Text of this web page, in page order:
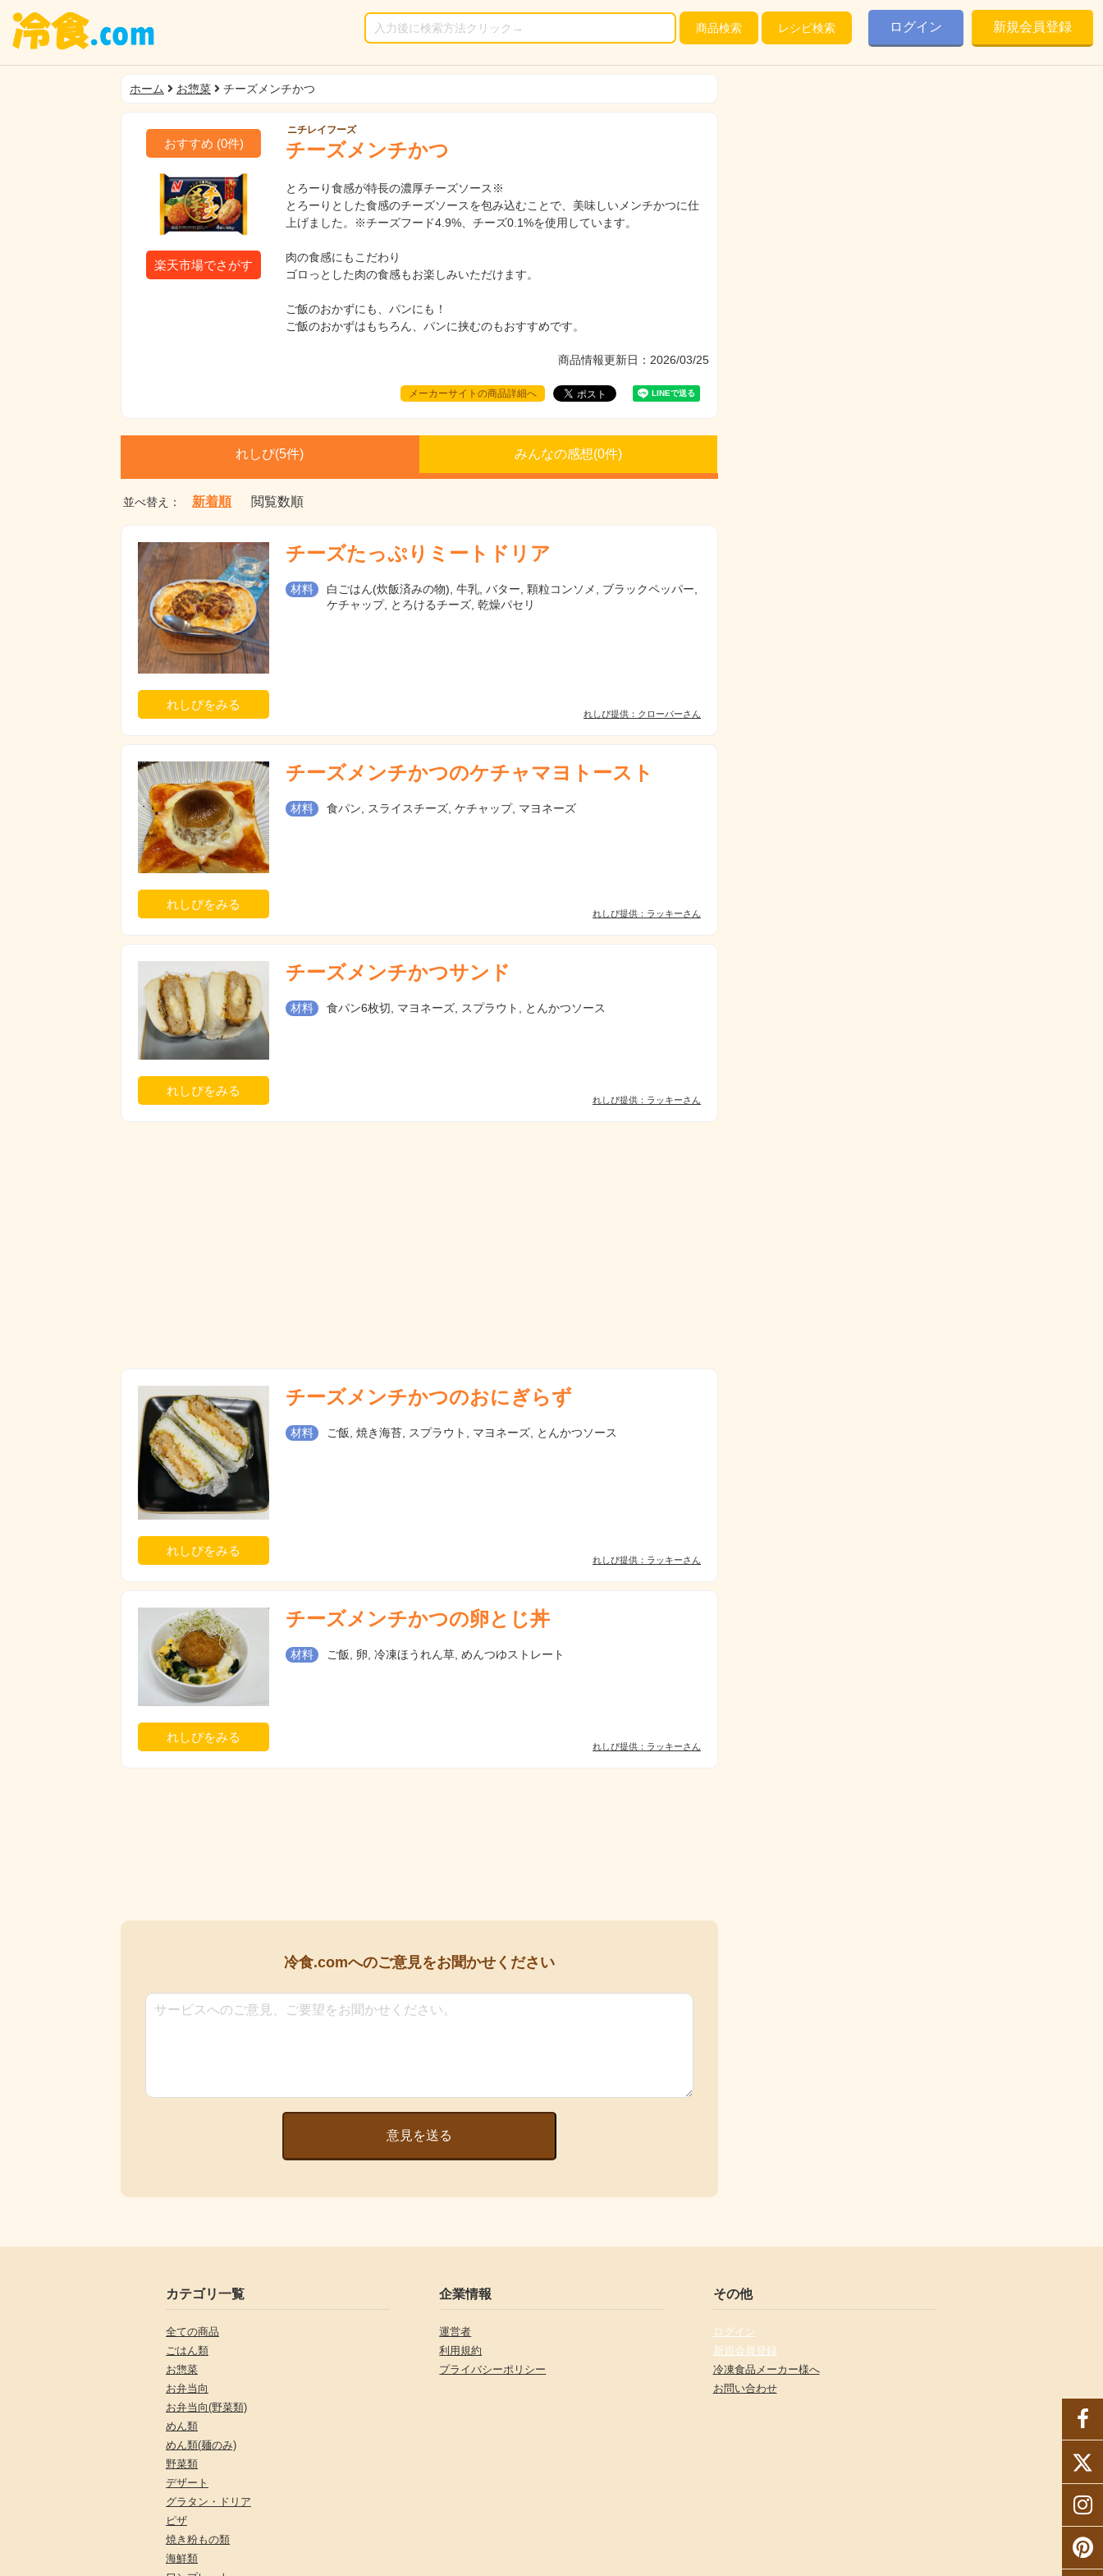
商品検索 レシピ検索 ログイン 新規会員登録
ホーム お惣菜 チーズメンチかつ
おすすめ (0件)
楽天市場でさがす
ニチレイフーズ
チーズメンチかつ
とろーり食感が特長の濃厚チーズソース※
とろーりとした食感のチーズソースを包み込むことで、美味しいメンチかつに仕
上げました。※チーズフード4.9%、チーズ0.1%を使用しています。
肉の食感にもこだわり
ゴロっとした肉の食感もお楽しみいただけます。
ご飯のおかずにも、パンにも！
ご飯のおかずはもちろん、パンに挟むのもおすすめです。
商品情報更新日：2026/03/25
メーカーサイトの商品詳細へ
れしぴ(5件) みんなの感想(0件)
並べ替え： 新着順 閲覧数順
れしぴをみる
チーズたっぷりミートドリア
材料
白ごはん(炊飯済みの物), 牛乳, バター, 顆粒コンソメ, ブラックペッパー,
ケチャップ, とろけるチーズ, 乾燥パセリ
れしぴ提供：クローバーさん
れしぴをみる
チーズメンチかつのケチャマヨトースト
材料 食パン, スライスチーズ, ケチャップ, マヨネーズ
れしぴ提供：ラッキーさん
れしぴをみる
チーズメンチかつサンド
材料 食パン6枚切, マヨネーズ, スプラウト, とんかつソース
れしぴ提供：ラッキーさん
れしぴをみる
チーズメンチかつのおにぎらず
材料 ご飯, 焼き海苔, スプラウト, マヨネーズ, とんかつソース
れしぴ提供：ラッキーさん
れしぴをみる
チーズメンチかつの卵とじ丼
材料 ご飯, 卵, 冷凍ほうれん草, めんつゆストレート
れしぴ提供：ラッキーさん
冷食.comへのご意見をお聞かせください
意見を送る
カテゴリ一覧
全ての商品
ごはん類
お惣菜
お弁当向
お弁当向(野菜類)
めん類
めん類(麺のみ)
野菜類
デザート
グラタン・ドリア
ピザ
焼き粉もの類
海鮮類
企業情報
運営者
利用規約
プライバシーポリシー
その他
ログイン
新規会員登録
冷凍食品メーカー様へ
お問い合わせ